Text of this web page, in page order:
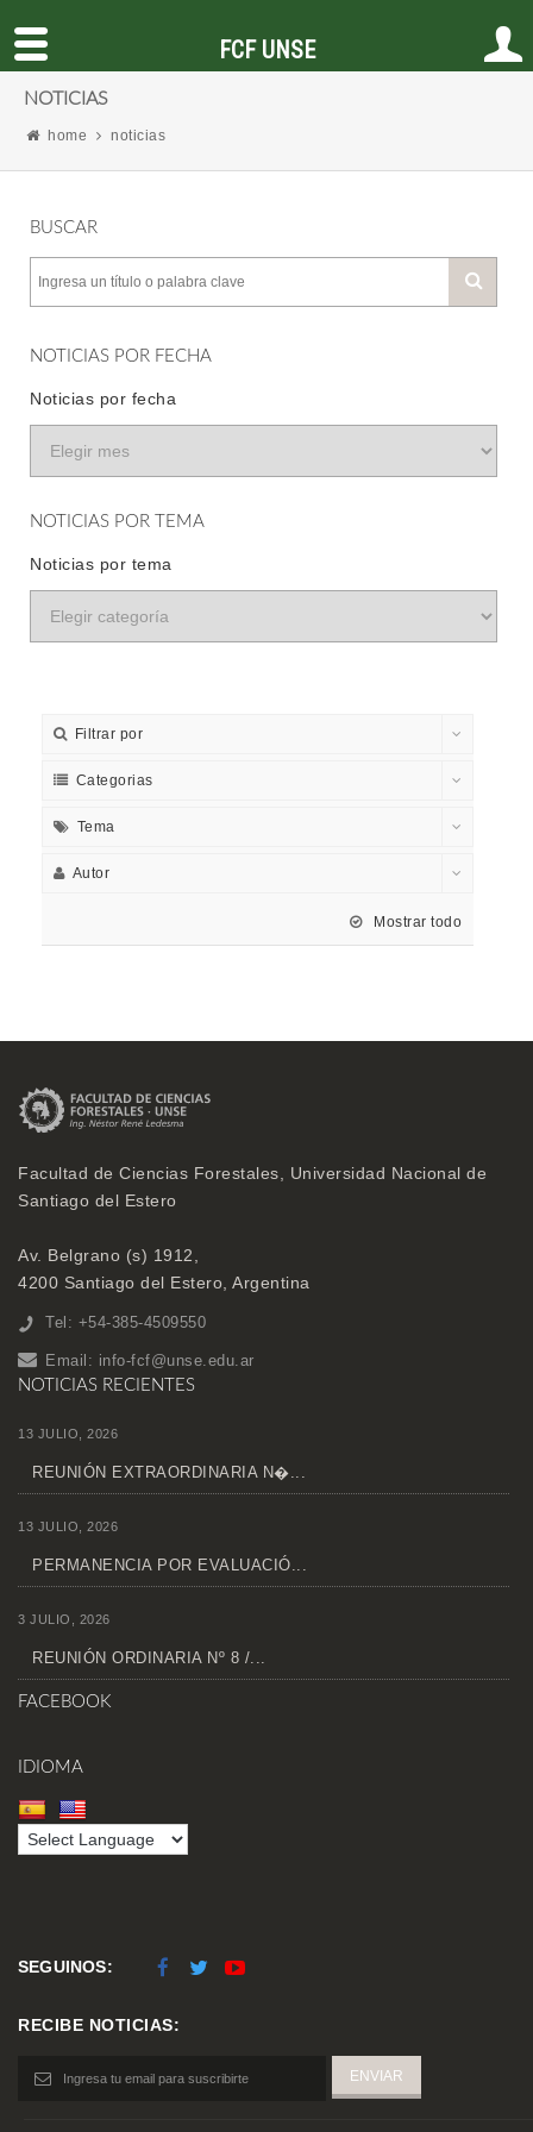
NOTICIAS
home noticias
BUSCAR
NOTICIAS POR FECHA
Noticias por fecha
NOTICIAS POR TEMA
Noticias por tema
Filtrar por
Categorias
Tema
Autor
Mostrar todo
Facultad de Ciencias Forestales, Universidad Nacional de
Santiago del Estero
Av. Belgrano (s) 1912,
4200 Santiago del Estero, Argentina
Tel: +54-385-4509550
Email: info-fcf@unse.edu.ar
NOTICIAS RECIENTES
13 JULIO, 2026
REUNIÓN EXTRAORDINARIA N�...
13 JULIO, 2026
PERMANENCIA POR EVALUACIÓ...
3 JULIO, 2026
REUNIÓN ORDINARIA Nº 8 /...
FACEBOOK
IDIOMA
SEGUINOS:
RECIBE NOTICIAS:
FCF UNSE